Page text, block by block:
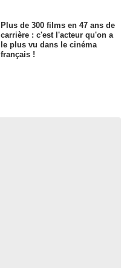
Plus de 300 films en 47 ans de
carrière : c'est l'acteur qu'on a
le plus vu dans le cinéma
français !